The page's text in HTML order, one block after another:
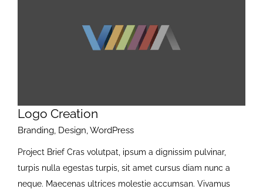
Logo Creation
Branding, Design,WordPress
Project Brief Cras volutpat, ipsum a dignissim pulvinar,
turpis nulla egestas turpis, sit amet cursus diam nunc a
neque. Maecenas ultrices molestie accumsan. Vivamus